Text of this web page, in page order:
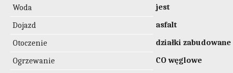
Woda
jest
Dojazd
asfalt
Otoczenie
działki zabudowane
Ogrzewanie
CO węglowe